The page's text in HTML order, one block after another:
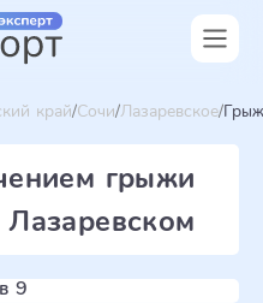
край Сочи Лазаревское
грыжи
9